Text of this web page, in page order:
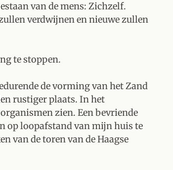
van de mens: Zichzelf.
verdwijnen en nieuwe zullen
te stoppen.
de vorming van het Zand
rustiger plaats. In het
zien. Een bevriende
op loopafstand van mijn huis te
van de toren van de Haagse